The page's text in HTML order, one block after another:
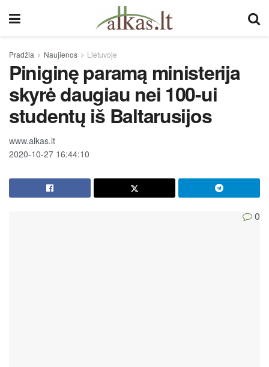
Pradžia Naujienos Lietuvoje
Piniginę paramą ministerija
skyrė daugiau nei 100-ui
studentų iš Baltarusijos
www.alkas.lt
2020-10-27 16:44:10
0